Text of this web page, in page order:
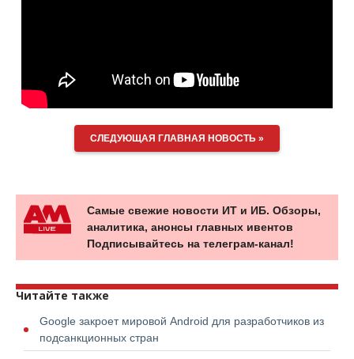
СЛЕДУЮЩАЯ ГЛАВНАЯ НОВОСТЬ »
Самые свежие новости ИТ и ИБ. Обзоры,
аналитика, анонсы главных ивентов
Подписывайтесь на телеграм-канал!
Читайте также
Google закроет мировой Android для разработчиков из
подсанкционных стран